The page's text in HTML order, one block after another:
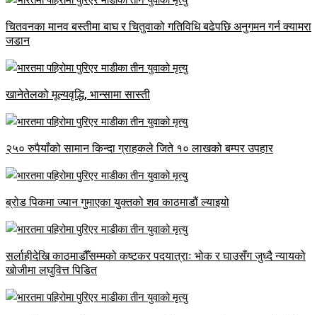
चितवनका मानव बस्तीमा बाघ र चितुवाको गतिविधि बढेपछि अनुगमन गर्न क्यामरा
जडान
खानेतेलको मूल्यवृद्धि, भान्सामा सास्ती
२५० रुपैयाँको सामान किन्दा ग्राहकले जिते १० लाखको बम्पर उपहार
ब्रोड पिकमा ज्यान गुमाएका युक्तको शव काठमाडौं ल्याइयो
सर्लाहीदेखि काठमाडौँसम्मको कष्टकर पदयात्राः भोक र घाउसँग जुध्दै न्यायको
खोजीमा लघुवित्त पिडित